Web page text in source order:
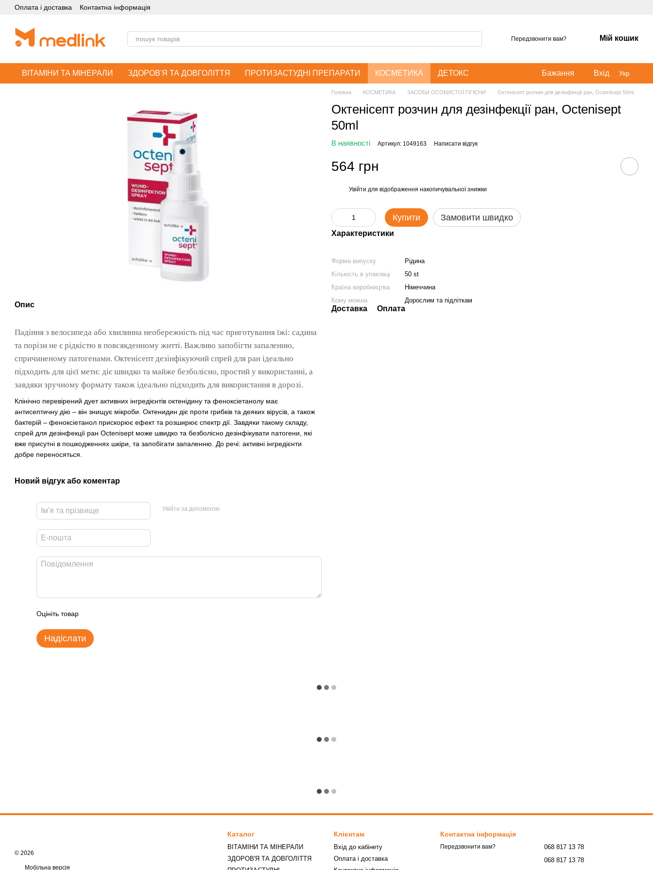
Перейти до основного контенту
Оплата і доставка Контактна інформація
Передзвонити вам? Мій кошик
ВІТАМІНИ ТА МІНЕРАЛИ ЗДОРОВ'Я ТА ДОВГОЛІТТЯ ПРОТИЗАСТУДНІ ПРЕПАРАТИ КОСМЕТИКА ДЕТОКС Бажання Вхід Укр
Опис
Падіння з велосипеда або хвилинна необережність під час приготування їжі: садина
та порізи не є рідкістю в повсякденному житті. Важливо запобігти запаленню,
спричиненому патогенами. Октенісепт дезінфікуючий спрей для ран ідеально
підходить для цієї мети: діє швидко та майже безболісно, ​​простий у використанні, а
завдяки зручному формату також ідеально підходить для використання в дорозі.
Клінічно перевірений дует активних інгредієнтів октенідину та феноксіетанолу має
антисептичну дію – він знищує мікроби. Октенидин діє проти грибків та деяких вірусів, а також
бактерій – феноксіетанол прискорює ефект та розширює спектр дії. Завдяки такому складу,
спрей для дезінфекції ран Octenisept може швидко та безболісно дезінфікувати патогени, які
вже присутні в пошкодженнях шкіри, та запобігати запаленню. До речі: активні інгредієнти
добре переносяться.
Новий відгук або коментар
Увійти за допомогою
Оцініть товар
Надіслати
Головна КОСМЕТИКА ЗАСОБИ ОСОБИСТОЇ ГІГІЄНИ Октенісепт розчин для дезінфекції ран, Octenisept 50ml
Октенісепт розчин для дезінфекції ран, Octenisept
50ml
В наявності Артикул: 1049163 Написати відгук
564 грн
Увійти для відображення накопичувальної знижки
Купити Замовити швидко
Характеристики
Форма випуску
Рідина
Кількість в упаковці
50 st
Країна виробництва
Німеччина
Кому можна
Дорослим та підліткам
Доставка Оплата
© 2026
Мобільна версія
Каталог
ВІТАМІНИ ТА МІНЕРАЛИ
ЗДОРОВ'Я ТА ДОВГОЛІТТЯ
Клієнтам
Вхід до кабінету
Оплата і доставка
Контактна інформація
Передзвонити вам?
068 817 13 78
068 817 13 78